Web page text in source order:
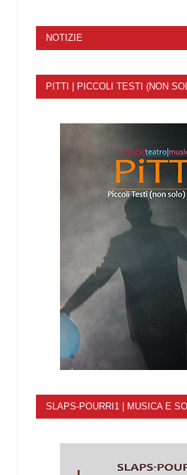
NOTIZIE
PITTI | PICCOLI TESTI (NON
SLAPS-POURRI1 | MUSICA E